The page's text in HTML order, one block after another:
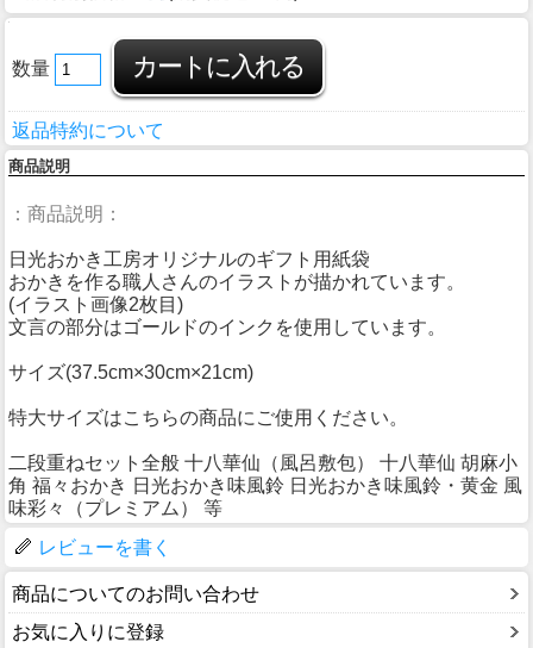
数量
返品特約について
商品説明
：商品説明：
日光おかき工房オリジナルのギフト用紙袋
おかきを作る職人さんのイラストが描かれています。
(イラスト画像2枚目)
文言の部分はゴールドのインクを使用しています。
サイズ(37.5cm×30cm×21cm)
特大サイズはこちらの商品にご使用ください。
二段重ねセット全般 十八華仙（風呂敷包） 十八華仙 胡麻小
角 福々おかき 日光おかき味風鈴 日光おかき味風鈴・黄金 風
味彩々（プレミアム） 等
レビューを書く
商品についてのお問い合わせ
お気に入りに登録